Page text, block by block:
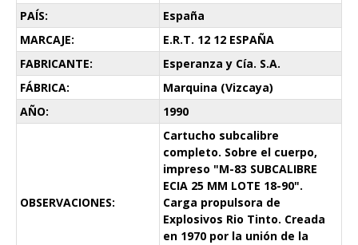
PAÍS:
España
MARCAJE:
E.R.T. 12 12 ESPAÑA
FABRICANTE:
Esperanza y Cía. S.A.
FÁBRICA:
Marquina (Vizcaya)
AÑO:
1990
OBSERVACIONES:
Cartucho subcalibre
completo. Sobre el cuerpo,
impreso "M-83 SUBCALIBRE
ECIA 25 MM LOTE 18-90".
Carga propulsora de
Explosivos Rio Tinto. Creada
en 1970 por la unión de la